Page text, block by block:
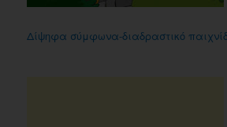
Δίψηφα σύμφωνα-διαδραστικό